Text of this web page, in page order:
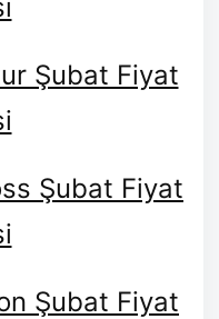
Şubat Fiyat
Şubat Fiyat
Şubat Fiyat